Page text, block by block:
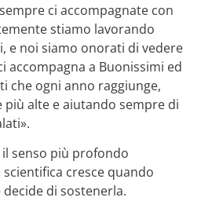
ci accompagnate con
stiamo lavorando
e noi siamo onorati di vedere
accompagna a Buonissimi ed
che ogni anno raggiunge,
alte e aiutando sempre di
senso più profondo
scientifica cresce quando
di sostenerla.